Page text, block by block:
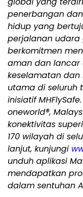
penerbangan
hidup yang
perjalanan udara
berkomitmen
aman dan lancar
keselamatan dan
utama di seluruh
inisiatif
oneworld®,
konektivitas
170 wilayah di
lanjut, kunjungi
unduh aplikasi
mendapatkan
dalam sentuhan